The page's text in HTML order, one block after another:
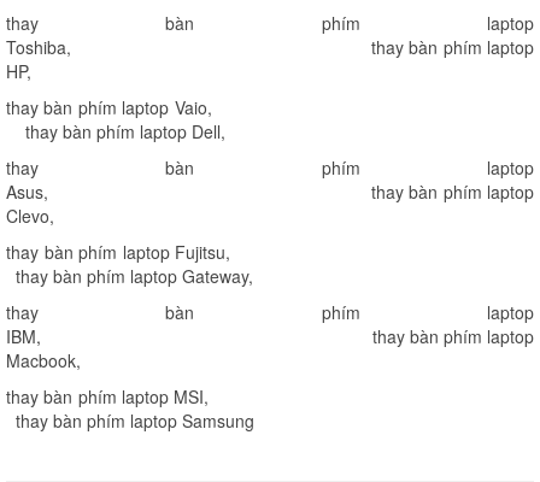
thay bàn phím laptop
Toshiba,
thay bàn phím laptop
HP,
thay bàn phím laptop Vaio,
thay bàn phím laptop Dell,
thay bàn phím laptop
Asus,
thay bàn phím laptop
Clevo,
thay bàn phím laptop Fujitsu,
thay bàn phím laptop Gateway,
thay bàn phím laptop
IBM, thay bàn phím laptop
Macbook,
thay bàn phím laptop MSI,
thay bàn phím laptop Samsung